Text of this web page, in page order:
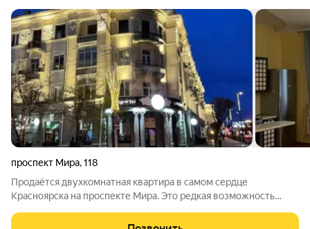
проспект Мира,118
Продаётся двухкомнатная квартира в самом сердце
Красноярска на проспекте Мира. Это редкая возможность
приватностью. Окна квартиры выходят на восток, в тихий